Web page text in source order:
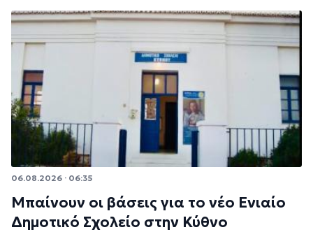
06.08.2026 · 06:35
Μπαίνουν οι βάσεις για το νέο Ενιαίο
Δημοτικό Σχολείο στην Κύθνο